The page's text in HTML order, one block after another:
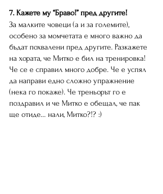
7. Кажете му “Браво!” пред другите!
За малките човеци (а и за големите),
особено за момчетата е много важно да
бъдат похвалени пред другите. Разкажете
на хората, че Митко е бил на тренировка!
Че се е справил много добре. Че е успял
да направи едно сложно упражнение
(нека го покаже). Че треньорът го е
поздравил и че Митко е обещал, че пак
ще отиде… нали, Митко?!? :)